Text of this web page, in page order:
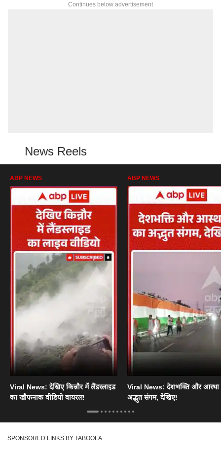
Continues below advertisement
News Reels
ABP NEWS
Viral News: देखिए किन्नौर में लैंडस्लाइड
का खौफनाक वीडियो वायरल!
ABP NEWS
Viral News: देशभक्ति और आस्था
अद्भुत संगम, देखिए!
SPONSORED LINKS BY TABOOLA